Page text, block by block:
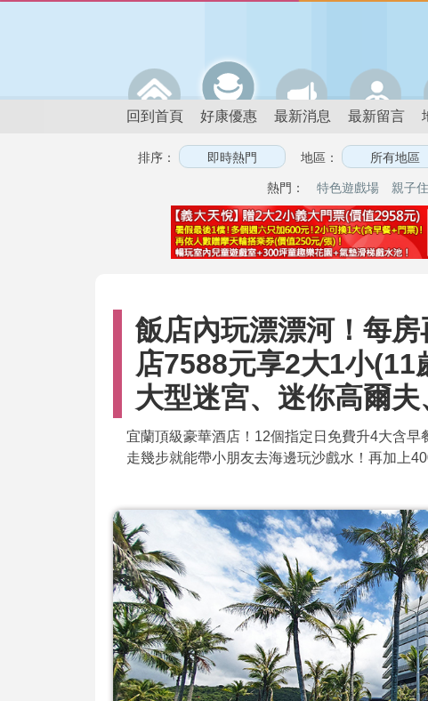
回到首頁 好康優惠 最新消息 最新留言
排序： 地區：
熱門： 特色遊戲場 親子
飯店內玩漂漂河！每
店7588元享2大1小(11
大型迷宮、迷你高爾
宜蘭頂級豪華酒店！12個指定日免費升4大含
走幾步就能帶小朋友去海邊玩沙戲水！再加上